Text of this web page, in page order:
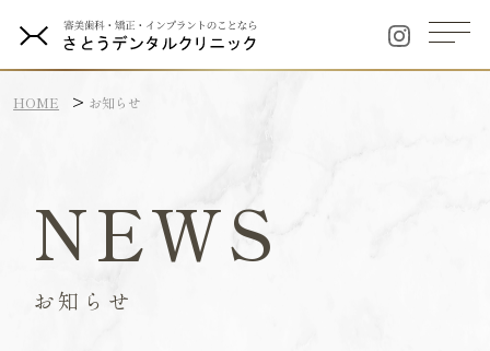
HOME お知らせ
NEWS
お知らせ